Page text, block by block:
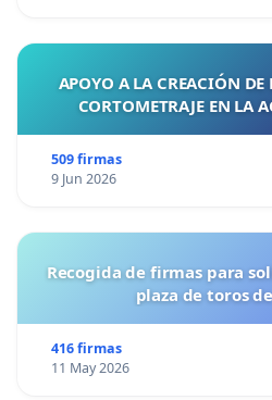
APOYO A LA CREACIÓN DE
CORTOMETRAJE EN LA
509 firmas
9 Jun 2026
Recogida de firmas para
plaza de toros
416 firmas
11 May 2026